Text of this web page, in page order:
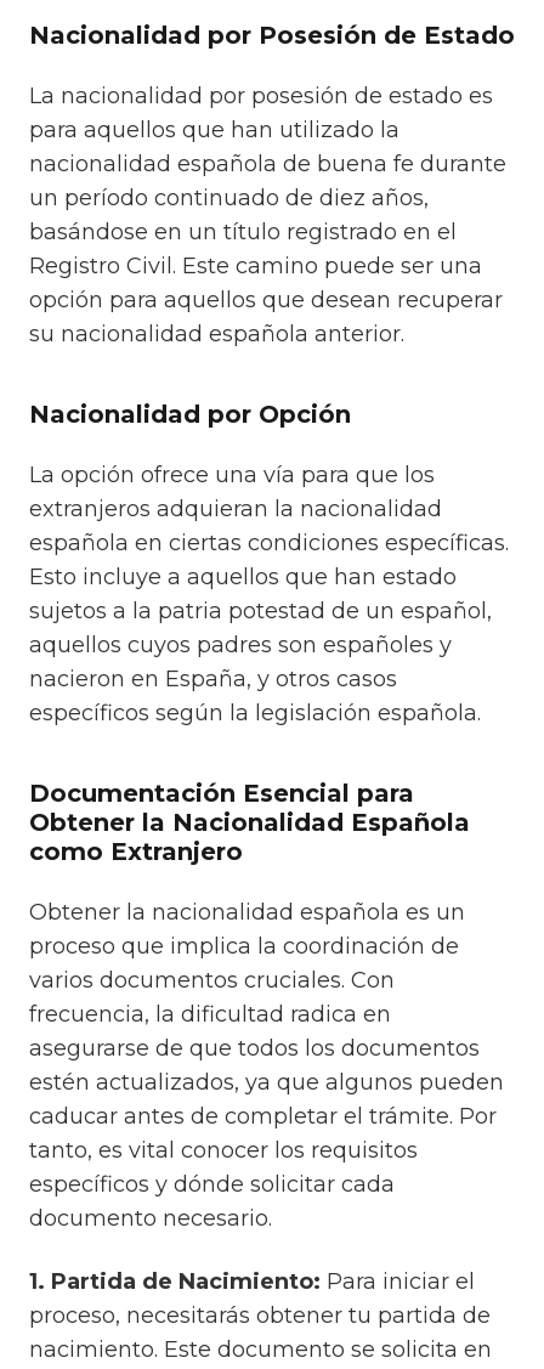
Nacionalidad por Posesión de Estado
La nacionalidad por posesión de estado es
para aquellos que han utilizado la
nacionalidad española de buena fe durante
un período continuado de diez años,
basándose en un título registrado en el
Registro Civil. Este camino puede ser una
opción para aquellos que desean recuperar
su nacionalidad española anterior.
Nacionalidad por Opción
La opción ofrece una vía para que los
extranjeros adquieran la nacionalidad
española en ciertas condiciones específicas.
Esto incluye a aquellos que han estado
sujetos a la patria potestad de un español,
aquellos cuyos padres son españoles y
nacieron en España, y otros casos
específicos según la legislación española.
Documentación Esencial para
Obtener la Nacionalidad Española
como Extranjero
Obtener la nacionalidad española es un
proceso que implica la coordinación de
varios documentos cruciales. Con
frecuencia, la dificultad radica en
asegurarse de que todos los documentos
estén actualizados, ya que algunos pueden
caducar antes de completar el trámite. Por
tanto, es vital conocer los requisitos
específicos y dónde solicitar cada
documento necesario.
1. Partida de Nacimiento: Para iniciar el
proceso, necesitarás obtener tu partida de
nacimiento. Este documento se solicita en